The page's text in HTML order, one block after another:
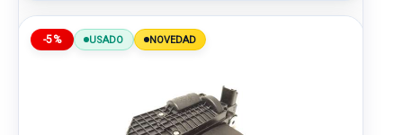
-5% USADO NOVEDAD